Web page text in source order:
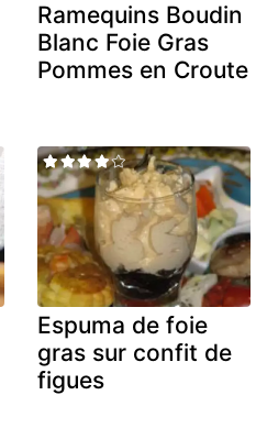
Ramequins Boudin
Blanc Foie Gras
Pommes en Croute
Espuma de foie
gras sur confit de
figues